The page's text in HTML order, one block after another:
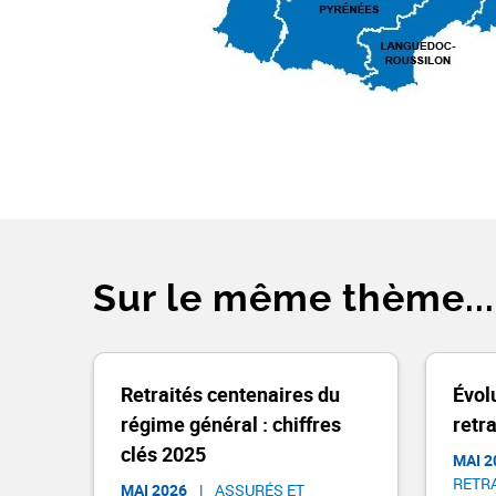
Sur le même thème...
Retraités centenaires du
régime général : chiffres
clés 2025
MAI 2026 | ASSURÉS ET
MAI